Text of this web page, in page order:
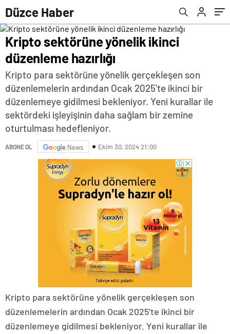
Düzce Haber
Kripto sektörüne yönelik ikinci
düzenleme hazırlığı
Kripto para sektörüne yönelik gerçekleşen son
düzenlemelerin ardından Ocak 2025'te ikinci bir
düzenlemeye gidilmesi bekleniyor. Yeni kurallar ile
sektördeki işleyişinin daha sağlam bir zemine
oturtulması hedefleniyor.
ABONE OL News Ekim 30, 2024 21:00
Kripto para sektörüne yönelik gerçekleşen son
düzenlemelerin ardından Ocak 2025'te ikinci bir
düzenlemeye gidilmesi bekleniyor. Yeni kurallar ile